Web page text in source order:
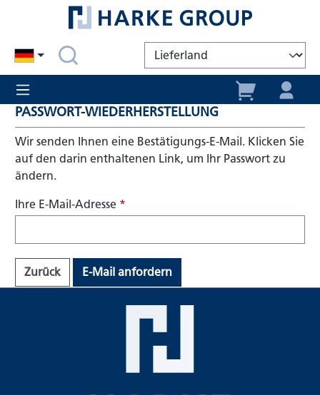
PASSWORT-WIEDERHERSTELLUNG
Wir senden Ihnen eine Bestätigungs-E-Mail. Klicken Sie
auf den darin enthaltenen Link, um Ihr Passwort zu
ändern.
Ihre E-Mail-Adresse *
Zurück E-Mail anfordern